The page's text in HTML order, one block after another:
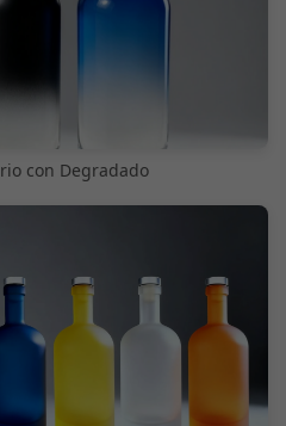
con Degradado